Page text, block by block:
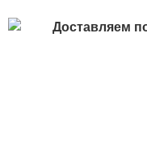
Доставляем